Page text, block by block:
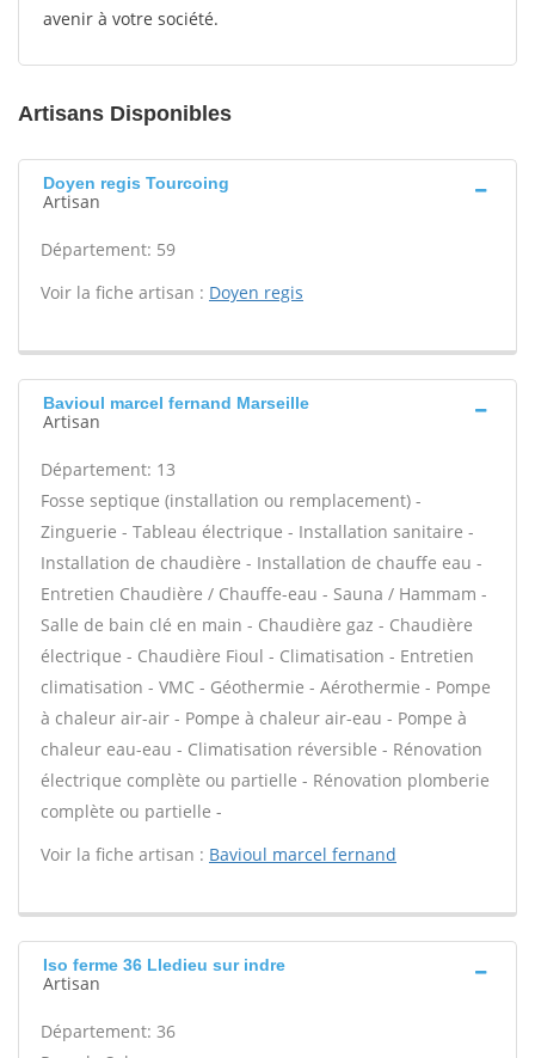
avenir à votre société.
Artisans Disponibles
Doyen regis Tourcoing
Artisan
Département: 59
Voir la fiche artisan : Doyen regis
Bavioul marcel fernand Marseille
Artisan
Département: 13
Fosse septique (installation ou remplacement) -
Zinguerie - Tableau électrique - Installation sanitaire -
Installation de chaudière - Installation de chauffe eau -
Entretien Chaudière / Chauffe-eau - Sauna / Hammam -
Salle de bain clé en main - Chaudière gaz - Chaudière
électrique - Chaudière Fioul - Climatisation - Entretien
climatisation - VMC - Géothermie - Aérothermie - Pompe
à chaleur air-air - Pompe à chaleur air-eau - Pompe à
chaleur eau-eau - Climatisation réversible - Rénovation
électrique complète ou partielle - Rénovation plomberie
complète ou partielle -
Voir la fiche artisan : Bavioul marcel fernand
Iso ferme 36 Lledieu sur indre
Artisan
Département: 36